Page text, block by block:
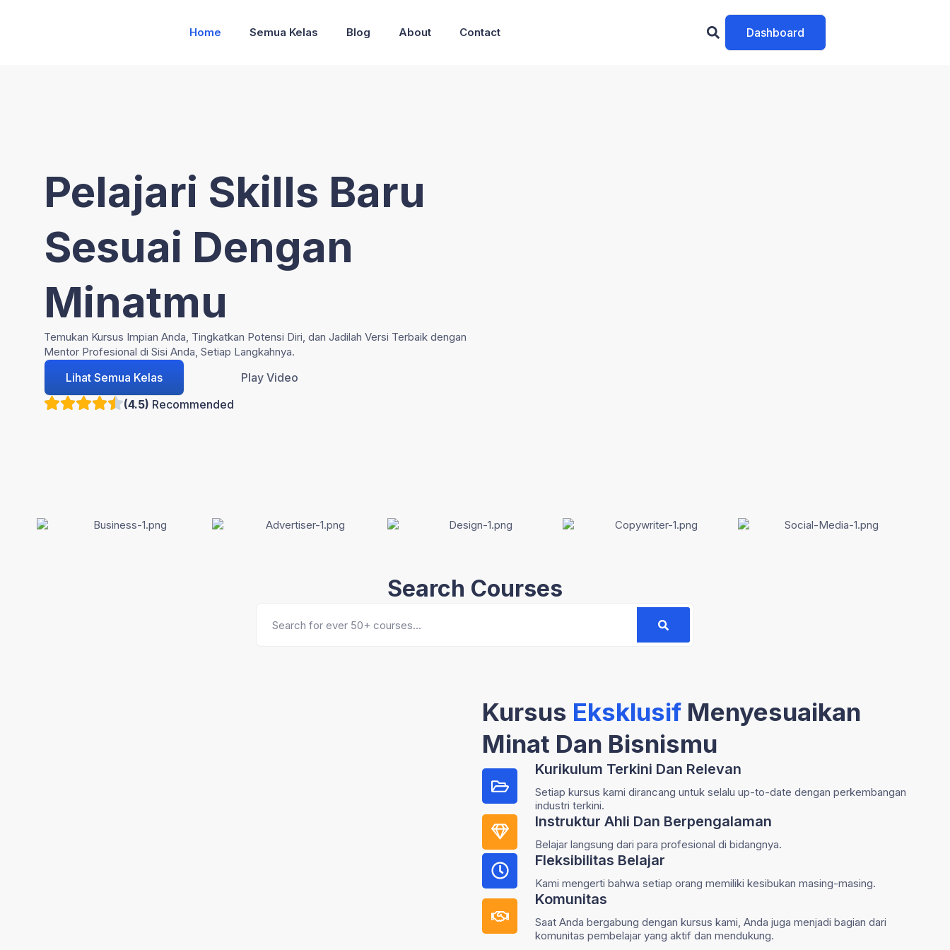
Home Semua Kelas Blog About Contact Dashboard
Pelajari Skills Baru
Sesuai Dengan
Minatmu
Temukan Kursus Impian Anda, Tingkatkan Potensi Diri, dan Jadilah Versi Terbaik dengan
Mentor Profesional di Sisi Anda, Setiap Langkahnya.
Lihat Semua Kelas
Play Video
(4.5) Recommended
Search Courses
Kursus Eksklusif Menyesuaikan
Minat Dan Bisnismu
Kurikulum Terkini Dan Relevan
Setiap kursus kami dirancang untuk selalu up-to-date dengan perkembangan
industri terkini.
Instruktur Ahli Dan Berpengalaman
Belajar langsung dari para profesional di bidangnya.
Fleksibilitas Belajar
Kami mengerti bahwa setiap orang memiliki kesibukan masing-masing.
Komunitas
Saat Anda bergabung dengan kursus kami, Anda juga menjadi bagian dari
komunitas pembelajar yang aktif dan mendukung.